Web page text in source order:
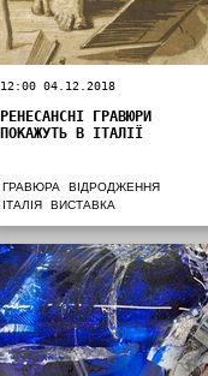
12:00 04.12.2018
РЕНЕСАНСНІ ГРАВЮРИ
ПОКАЖУТЬ В ІТАЛІЇ
ГРАВЮРА
ВІДРОДЖЕННЯ
ІТАЛІЯ
ВИСТАВКА